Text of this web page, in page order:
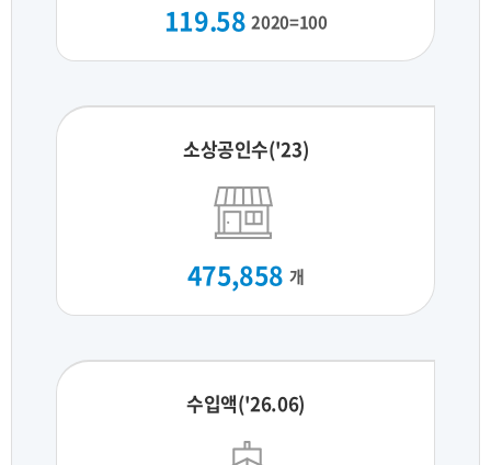
119.58 2020=100
소상공인수('23)
475,858 개
수입액('26.06)